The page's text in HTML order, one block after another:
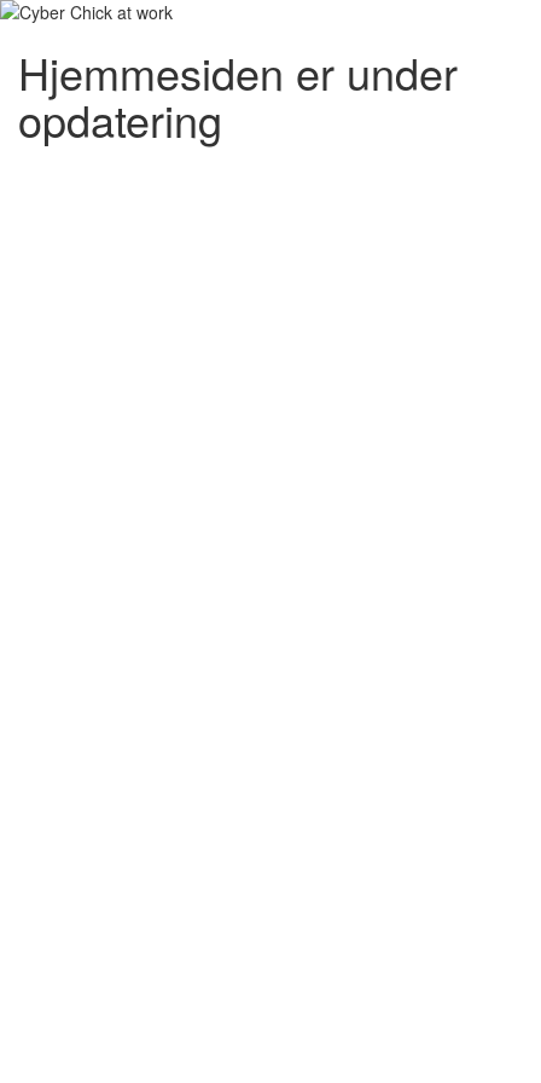
Hjemmesiden er under
opdatering